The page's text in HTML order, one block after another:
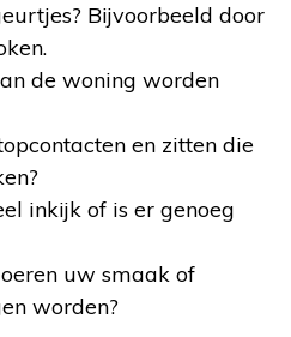
Bijvoorbeeld door
de woning worden
en zitten die
inkijk of is er genoeg
uw smaak of
worden?